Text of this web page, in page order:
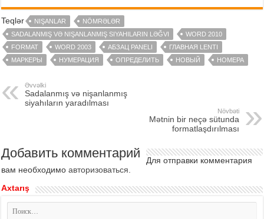
Teqlər NIŞANLAR
NÖMRƏLƏR
SADALANMIŞ VƏ NIŞANLANMIŞ SIYAHILARIN LƏĞVI
WORD 2010
FORMAT
WORD 2003 АБЗАЦ PANELI
ГЛАВНАЯ LENTI
МАРКЕРЫ
НУМЕРАЦИЯ ОПРЕДЕЛИТЬ НОВЫЙ НОМЕРА
Əvvəlki
Sadalanmış və nişanlanmış
siyahıların yaradılması
Növbəti
Mətnin bir neçə sütunda
formatlaşdırılması
Добавить комментарий
Для отправки комментария
вам необходимоавторизоваться
Axtarış